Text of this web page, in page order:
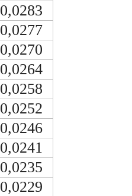
0,0283
0,0277
0,0270
0,0264
0,0258
0,0252
0,0246
0,0241
0,0235
0,0229